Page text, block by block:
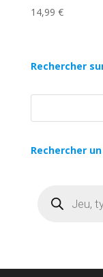
14,99 €
Rechercher
Rechercher
produits